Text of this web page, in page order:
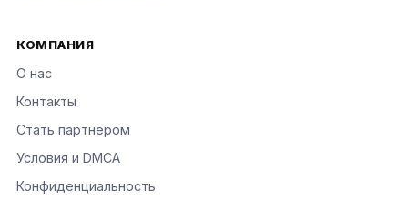
КОМПАНИЯ
О нас
Контакты
Стать партнером
Условия и DMCA
Конфиденциальность